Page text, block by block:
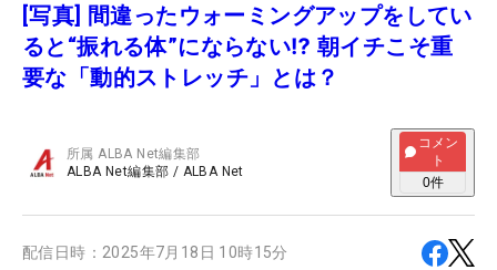
[写真] 間違ったウォーミングアップをしてい
ると“振れる体”にならない⁉ 朝イチこそ重
要な「動的ストレッチ」とは？
所属ALBA Net編集部
ALBA Net編集部 / ALBA Net
コメン
ト
0件
配信日時： 2025年7月18日 10時15分